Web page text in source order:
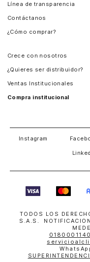
Línea de transparencia
Contáctanos
¿Cómo comprar?
Crece con nosotros
¿Quieres ser distribuidor?
Ventas Institucionales
Compra institucional
Instagram
TODOS LOS
S.A.S.